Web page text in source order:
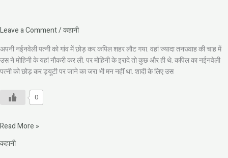
Leave a Comment/कहानी
अपनी नईनवेली पत्नी को गांव में छोड़ कर कपिल शहर लौट गया. वहां ज्यादा तनख्वाह की चाह में
उस ने मोहिनी के यहां नौकरी कर ली. पर मोहिनी के इरादे तो कुछ और ही थे. कपिल का नईनवेली
पत्नी को छोड़ कर ड्यूटी पर जाने का जरा भी मन नहीं था. शादी के लिए उस
0
Read More »
कहानी